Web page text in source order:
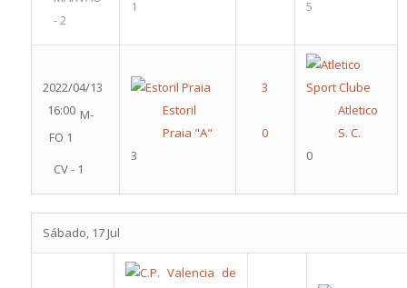
- 2
1
5
2022/04/13
16:00 M-
FO 1
CV - 1
Estoril
Praia "A"
3
Atletico
S. C.
0
Sábado, 17 Jul